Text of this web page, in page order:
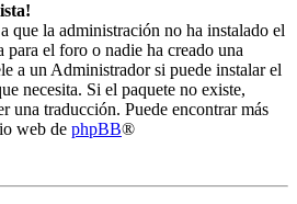
que la administración no ha instalado el
para el foro o nadie ha creado una
a un Administrador si puede instalar el
necesita. Si el paquete no existe,
una traducción. Puede encontrar más
web de phpBB®